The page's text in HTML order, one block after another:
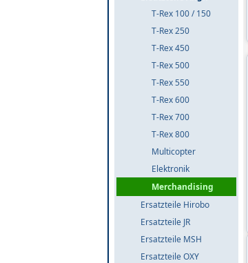
T-Rex 100 / 150
T-Rex 250
T-Rex 450
T-Rex 500
T-Rex 550
T-Rex 600
T-Rex 700
T-Rex 800
Multicopter
Elektronik
Merchandising
Ersatzteile Hirobo
Ersatzteile JR
Ersatzteile MSH
Ersatzteile OXY